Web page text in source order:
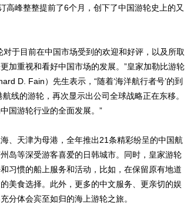
高峰整整提前了6个月，创下了中国游轮史上的又
于目前在中国市场受到的欢迎和好评，以及所取
加重视和看好中国市场的发展。”皇家加勒比游轮
D. Fain）先生表示，“随着‘海洋航行者号’的到
线的游轮，再次显示出公司全球战略正在东移。
国游轮行业的全面发展。”
天津为母港，全年推出21条精彩纷呈的中国航
岛等深受游客喜爱的日韩城市。同时，皇家游轮
习惯的船上服务和活动，比如，在保留原有地道
美食选择。此外，更多的中文服务、更亲切的娱
分体会宾至如归的海上游轮之旅。